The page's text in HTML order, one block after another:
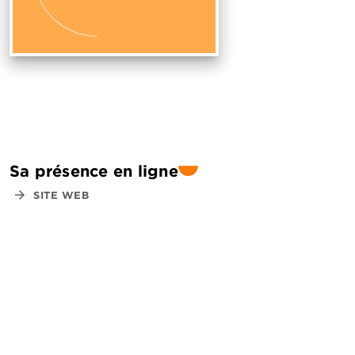
Sa présence en ligne
arrow_forward SITE WEB